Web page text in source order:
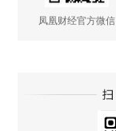
凤凰财经官方微信